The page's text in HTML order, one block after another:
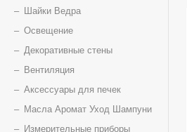
Шайки Ведра
Освещение
Декоративные стены
Вентиляция
Аксессуары для печек
Масла Аромат Уход Шампуни
Измерительные приборы